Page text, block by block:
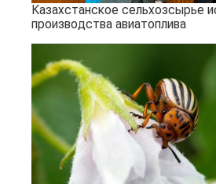
Казахстанское сельхозсырье
производства авиатоплива